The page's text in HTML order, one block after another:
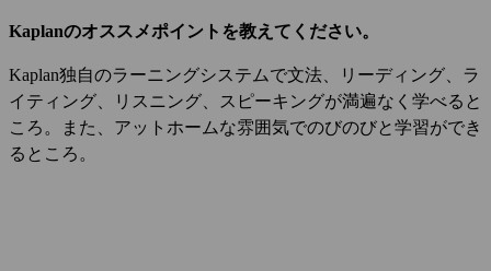
Kaplanのオススメポイントを教えてください。
Kaplan独自のラーニングシステムで文法、リーディング、ラ
イティング、リスニング、スピーキングが満遍なく学べると
ころ。また、アットホームな雰囲気でのびのびと学習ができ
るところ。